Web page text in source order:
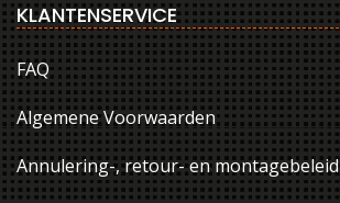
KLANTENSERVICE
FAQ
Algemene Voorwaarden
Annulering-, retour- en montagebeleid